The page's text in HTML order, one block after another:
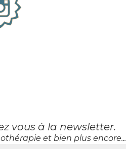
vous à la newsletter.
et bien plus encore...